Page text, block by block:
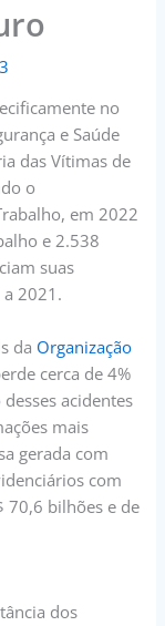
no
e Saúde
das Vítimas de
o
em 2022
e 2.538
suas
2021.
da Organização
cerca de 4%
acidentes
mais
gerada com
com
70,6 bilhões e de
dos